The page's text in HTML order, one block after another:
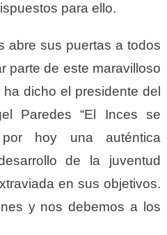
para ello.
abre sus puertas a todos
parte de este maravilloso
dicho el presidente del
Paredes“El Inces se
hoy una auténtica
de la juventud
en sus objetivos.
y nos debemos a los